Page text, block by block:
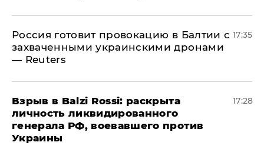
​Россия готовит провокацию в Балтии с
захваченными украинскими дронами
— Reuters
17:35
​Взрыв в Balzi Rossi: раскрыта
личность ликвидированного
генерала РФ, воевавшего против
Украины
17:28